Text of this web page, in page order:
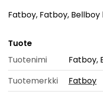
Fatboy, Fatboy, Bellboy
Tuote
Tuotenimi
Fatboy,
Tuotemerkki
Fatboy